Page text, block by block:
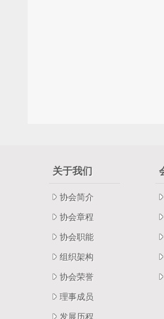
关于我们
协会简介
协会章程
协会职能
组织架构
协会荣誉
理事成员
发展历程